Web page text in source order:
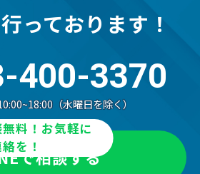
っております！
400-3370
（水曜日を除く）
料！お気軽に
を！
で相談する